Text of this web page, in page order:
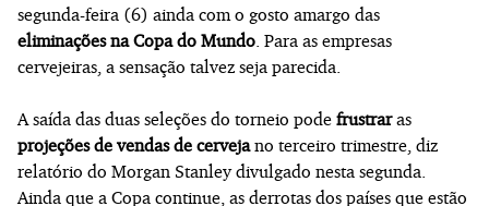
segunda-feira (6) ainda com o gosto amargo das
eliminações na Copa do Mundo . Para as empresas
cervejeiras, a sensação talvez seja parecida.
A saída das duas seleções do torneio pode frustraras
projeções de vendas de cervejano terceiro trimestre, diz
relatório do Morgan Stanley divulgado nesta segunda.
Ainda que a Copa continue, as derrotas dos países que estão